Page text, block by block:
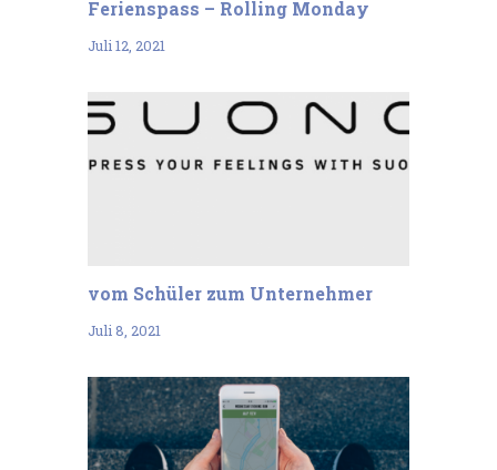
Ferienspass – Rolling Monday
Juli 12, 2021
vom Schüler zum Unternehmer
Juli 8, 2021